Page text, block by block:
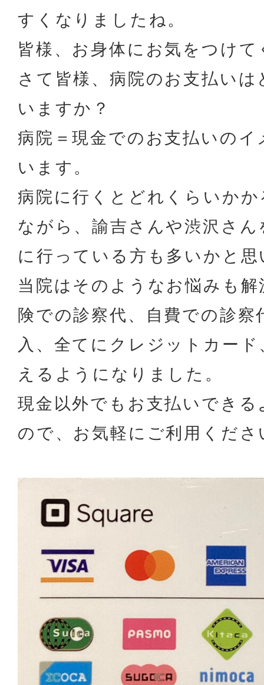
すくなりましたね。
皆様、お身体にお気をつけ
さて皆様、病院のお支払い
いますか？
病院＝現金でのお支払いの
います。
病院に行くとどれくらいか
ながら、諭吉さんや渋沢さ
に行っている方も多いかと
当院はそのようなお悩みも
険での診察代、自費での診
入、全てにクレジットカー
えるようになりました。
現金以外でもお支払いでき
ので、お気軽にご利用くださ